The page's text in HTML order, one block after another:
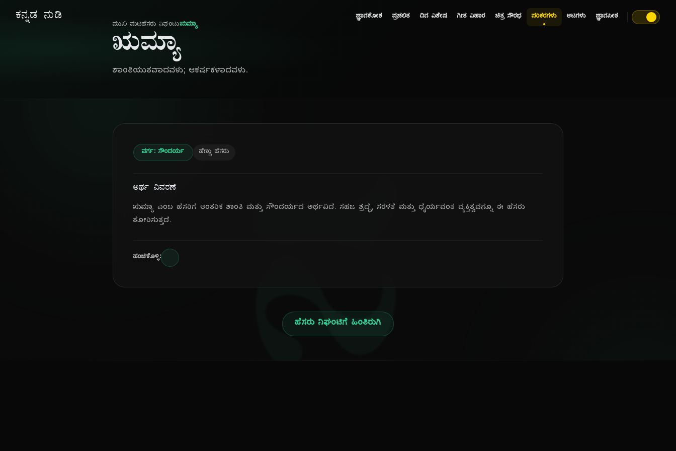
ಕನ್ನಡ ನುಡಿ ಜ್ಞಾನಕೋಶ ಪ್ರಚಲಿತ ದಿನ ವಿಶೇಷ ಗೀತ ವಿಹಾರ ಚಿತ್ರ ಸೌರಭ ಪರಿಕರಗಳು ಆಟಗಳು ಜ್ಞಾನಪೀಠ
ನ
ಮುಖ ಪುಟಹೆಸರು ನಿಘಂಟುಋಮ್ಯಾ
ಋಮ್ಯಾ
ಶಾಂತಿಯುತವಾದವಳು; ಆಕರ್ಷಕಳಾದವಳು.
ವರ್ಗ: ಸೌಂದರ್ಯ ಹೆಣ್ಣು ಹೆಸರು
ಅರ್ಥ ವಿವರಣೆ
ಋಮ್ಯಾ ಎಂಬ ಹೆಸರಿಗೆ ಆಂತರಿಕ ಶಾಂತಿ ಮತ್ತು ಸೌಂದರ್ಯದ ಅರ್ಥವಿದೆ. ಸಹಜ ಶ್ರದ್ಧೆ, ಸರಳತೆ ಮತ್ತು ಧೈರ್ಯವಂತ ವ್ಯಕ್ತಿತ್ವವನ್ನೂ ಈ ಹೆಸರು
ತೋರಿಸುತ್ತದೆ.
ಹಂಚಿಕೊಳ್ಳಿ:
ಹೆಸರು ನಿಘಂಟಿಗೆ ಹಿಂತಿರುಗಿ